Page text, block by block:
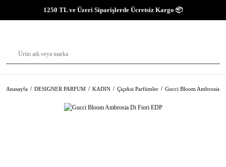
1250 TL ve Üzeri Siparişlerde Ücretsiz Kargo 📦
Anasayfa DESIGNER PARFUM KADIN Çiçeksi Parfümler Gucci Bloom Ambrosia